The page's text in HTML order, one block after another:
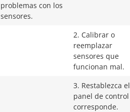
problemas con los
sensores.
2. Calibrar o
reemplazar
sensores que
funcionan mal.
3. Restablezca el
panel de
corresponde.